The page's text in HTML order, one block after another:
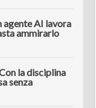
agente AI lavora
ammirarlo
la disciplina
senza